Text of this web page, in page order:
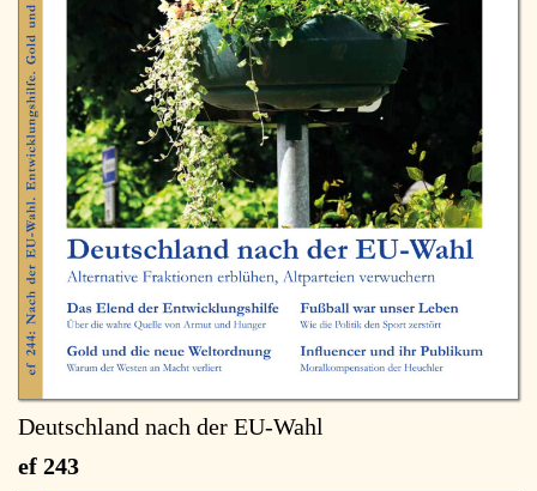
Deutschland nach der EU-Wahl
ef 243